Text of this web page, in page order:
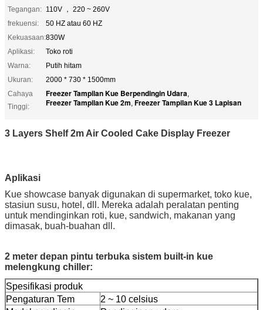
Tegangan: 110V ， 220 ~ 260V
frekuensi:
50 HZ atau 60 HZ
Kekuasaan:830W
Aplikasi:
Toko roti
Warna:
Putih hitam
Ukuran:
2000 * 730 * 1500mm
Cahaya
Tinggi:
Freezer Tampilan Kue Berpendingin Udara,
Freezer Tampilan Kue 2m, Freezer Tampilan Kue 3 Lapisan
3 Layers Shelf 2m Air Cooled Cake Display Freezer
Aplikasi
Kue showcase banyak digunakan di supermarket, toko kue,
stasiun susu, hotel, dll. Mereka adalah peralatan penting
untuk mendinginkan roti, kue, sandwich, makanan yang
dimasak, buah-buahan dll.
2 meter depan pintu terbuka sistem built-in kue
melengkung chiller:
Spesifikasi produk
Pengaturan Tem
2 ~ 10 celsius